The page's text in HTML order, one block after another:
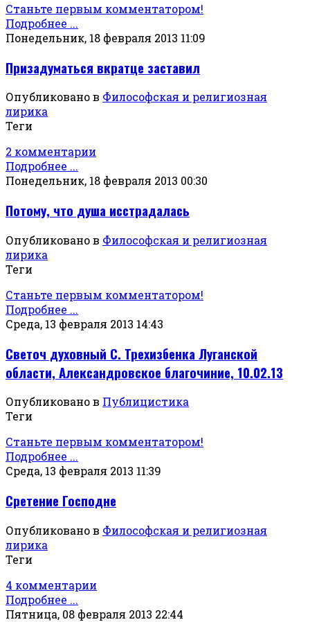
Станьте первым комментатором!
Подробнее ...
Понедельник, 18 февраля 2013 11:09
Призадуматься вкратце заставил
Опубликовано в Философская и религиозная
лирика
Теги
2 комментарии
Подробнее ...
Понедельник, 18 февраля 2013 00:30
Потому, что душа исстрадалась
Опубликовано в Философская и религиозная
лирика
Теги
Станьте первым комментатором!
Подробнее ...
Среда, 13 февраля 2013 14:43
Светоч духовный С. Трехизбенка Луганской
области, Александровское благочиние, 10.02.13
Опубликовано в Публицистика
Теги
Станьте первым комментатором!
Подробнее ...
Среда, 13 февраля 2013 11:39
Сретение Господне
Опубликовано в Философская и религиозная
лирика
Теги
4 комментарии
Подробнее ...
Пятница, 08 февраля 2013 22:44